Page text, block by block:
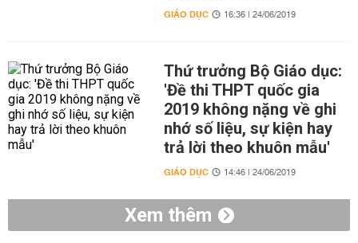
GIÁO DỤC 16:36 | 24/06/2019
Thứ trưởng Bộ Giáo dục:
'Đề thi THPT quốc gia
2019 không nặng về ghi
nhớ số liệu, sự kiện hay
trả lời theo khuôn mẫu'
GIÁO DỤC 14:46 | 24/06/2019
Xem thêm